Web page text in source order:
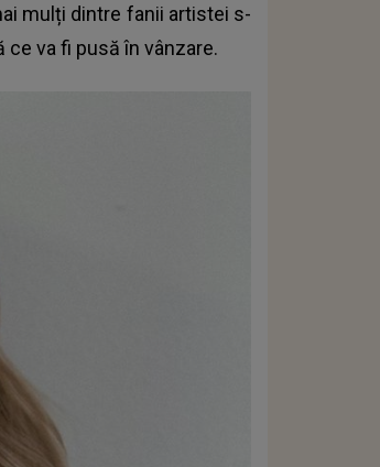
mulți dintre fanii artistei s-
ce va fi pusă în vânzare.